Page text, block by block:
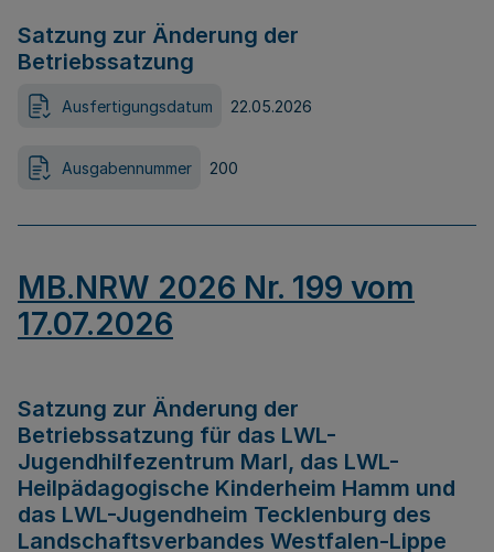
Satzung zur Änderung der
Betriebssatzung
Ausfertigungsdatum 22.05.2026
Ausgabennummer 200
MB.NRW 2026 Nr. 199 vom
17.07.2026
Satzung zur Änderung der
Betriebssatzung für das LWL-
Jugendhilfezentrum Marl, das LWL-
Heilpädagogische Kinderheim Hamm und
das LWL-Jugendheim Tecklenburg des
Landschaftsverbandes Westfalen-Lippe